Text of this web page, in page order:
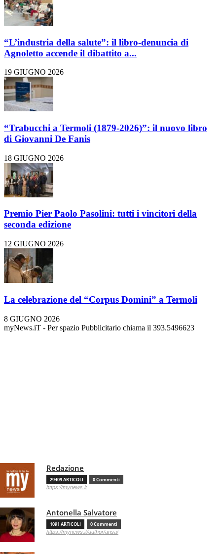
“L’industria della salute”: il libro-denuncia di
Agnoletto accende il dibattito a...
19 GIUGNO 2026
“Trabucchi a Termoli (1879-2026)”: il nuovo libro
di Giovanni De Fanis
18 GIUGNO 2026
Premio Pier Paolo Pasolini: tutti i vincitori della
seconda edizione
12 GIUGNO 2026
La celebrazione del “Corpus Domini” a Termoli
8 GIUGNO 2026
myNews.iT - Per spazio Pubblicitario chiama il 393.5496623
Redazione
29409 ARTICOLI 0 Commenti
https://mynews.it
Antonella Salvatore
1091 ARTICOLI 0 Commenti
https://mynews.it/author/ansa/